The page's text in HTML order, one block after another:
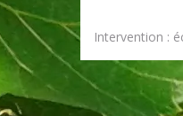
Intervention :